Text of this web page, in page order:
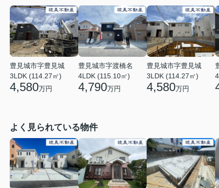
豊見城市字豊見城
3LDK (114.27㎡)
4,580万円
豊見城市字渡橋名
4LDK (115.10㎡)
4,790万円
豊見城市字豊見城
3LDK (114.27㎡)
4,580万円
よく見られている物件